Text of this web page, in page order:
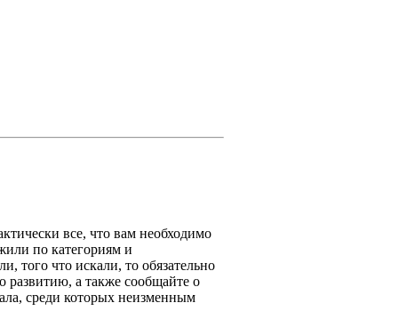
все, что вам необходимо
по категориям и
того что искали, то обязательно
развитию, а также сообщайте о
среди которых неизменным